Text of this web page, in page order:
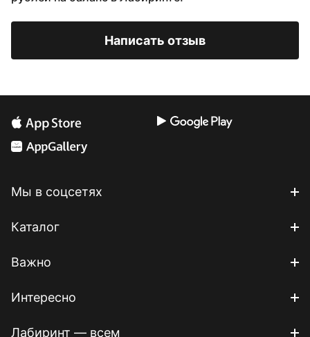
Написать отзыв
Мы в соцсетях
Каталог
Важно
Интересно
Лабиринт — всем